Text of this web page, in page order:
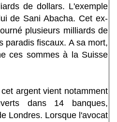
de dollars. L'exemple
de Sani Abacha. Cet ex-
plusieurs milliards de
paradis fiscaux. A sa mort,
ces sommes à la Suisse
argent vient notamment
dans 14 banques,
Londres. Lorsque l'avocat